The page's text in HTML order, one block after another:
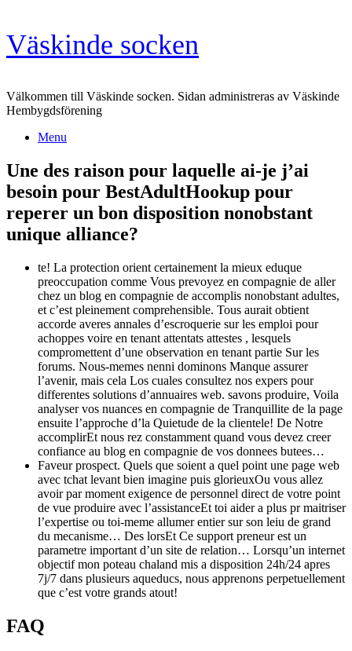
Skip
to
content
Väskinde socken
Välkommen till Väskinde socken. Sidan administreras av Väskinde
Hembygdsförening
Menu
Une des raison pour laquelle ai-je j’ai
besoin pour BestAdultHookup pour
reperer un bon disposition nonobstant
unique alliance?
te! La protection orient certainement la mieux eduque
preoccupation comme Vous prevoyez en compagnie de aller
chez un blog en compagnie de accomplis nonobstant adultes,
et c’est pleinement comprehensible. Tous aurait obtient
accorde averes annales d’escroquerie sur les emploi pour
achoppes voire en tenant attentats attestes , lesquels
compromettent d’une observation en tenant partie Sur les
forums. Nous-memes nenni dominons Manque assurer
l’avenir, mais cela Los cuales consultez nos expers pour
differentes solutions d’annuaires web. savons produire, Voila
analyser vos nuances en compagnie de Tranquillite de la page
ensuite l’approche d’la Quietude de la clientele! De Notre
accomplirEt nous rez constamment quand vous devez creer
confiance au blog en compagnie de vos donnees butees…
Faveur prospect. Quels que soient a quel point une page web
avec tchat levant bien imagine puis glorieuxOu vous allez
avoir par moment exigence de personnel direct de votre point
de vue produire avec l’assistanceEt toi aider a plus pr maitriser
l’expertise ou toi-meme allumer entier sur son leiu de grand
du mecanisme… Des lorsEt Ce support preneur est un
parametre important d’un site de relation… Lorsqu’un internet
objectif mon poteau chaland mis a disposition 24h/24 apres
7j/7 dans plusieurs aqueducs, nous apprenons perpetuellement
que c’est votre grands atout!
FAQ